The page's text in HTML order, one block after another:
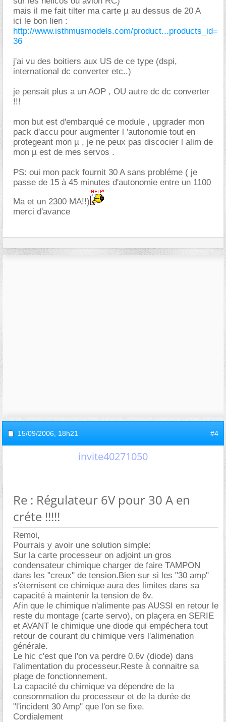
mais il me fait tilter ma carte µ au dessus de 20 A
ici le bon lien :
http://www.isthmusmodels.com/product...products_id=
36
j'ai vu des boitiers aux US de ce type (dspi,
international dc converter etc..)
je pensait plus a un AOP , OU autre dc dc converter
!!!
mon but est d'embarqué ce module , upgrader mon
pack d'accu pour augmenter l 'autonomie tout en
protegeant mon µ , je ne peux pas discocier l alim de
mon µ est de mes servos .
PS: oui mon pack fournit 30 A sans probléme ( je
passe de 15 à 45 minutes d'autonomie entre un 1100
Ma et un 2300 MA!!)
merci d'avance
15/09/2006, 18h21 #4
invite40271050
Re : Régulateur 6V pour 30 A en
créte !!!!!
Remoi,
Pourrais y avoir une solution simple:
Sur la carte processeur on adjoint un gros
condensateur chimique charger de faire TAMPON
dans les "creux" de tension.Bien sur si les "30 amp"
s'éternisent ce chimique aura des limites dans sa
capacité à maintenir la tension de 6v.
Afin que le chimique n'alimente pas AUSSI en retour le
reste du montage (carte servo), on plaçera en SERIE
et AVANT le chimique une diode qui empéchera tout
retour de courant du chimique vers l'alimenation
générale.
Le hic c'est que l'on va perdre 0.6v (diode) dans
l'alimentation du processeur.Reste à connaitre sa
plage de fonctionnement.
La capacité du chimique va dépendre de la
consommation du processeur et de la durée de
"l'incident 30 Amp" que l'on se fixe.
Cordialement